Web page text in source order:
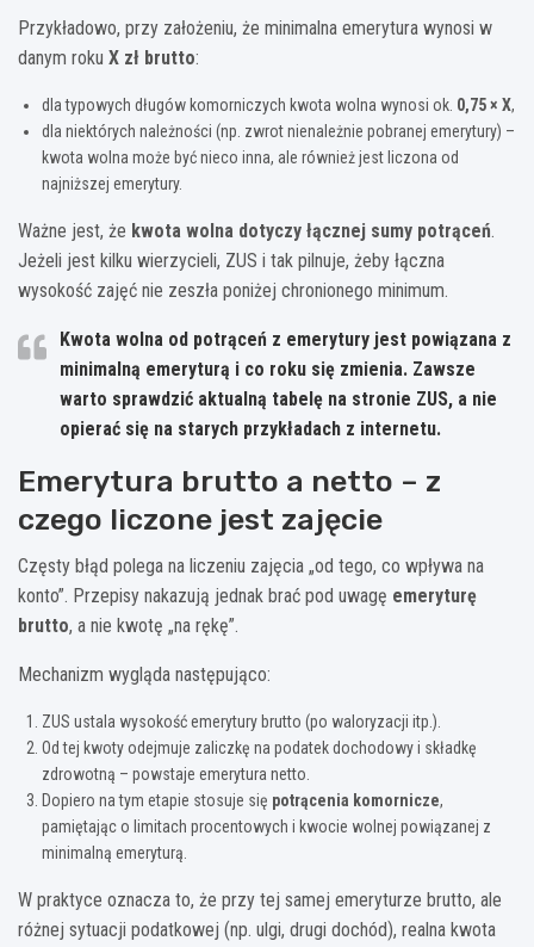
Przykładowo, przy założeniu, że minimalna emerytura wynosi w
danym roku X zł brutto:
dla typowych długów komorniczych kwota wolna wynosi ok. 0,75 × X,
dla niektórych należności (np. zwrot nienależnie pobranej emerytury) –
kwota wolna może być nieco inna, ale również jest liczona od
najniższej emerytury.
Ważne jest, że kwota wolna dotyczy łącznej sumy potrąceń.
Jeżeli jest kilku wierzycieli, ZUS i tak pilnuje, żeby łączna
wysokość zajęć nie zeszła poniżej chronionego minimum.
Kwota wolna od potrąceń z emerytury jest powiązana z
minimalną emeryturą i co roku się zmienia. Zawsze
warto sprawdzić aktualną tabelę na stronie ZUS, a nie
opierać się na starych przykładach z internetu.
Emerytura brutto a netto – z
czego liczone jest zajęcie
Częsty błąd polega na liczeniu zajęcia „od tego, co wpływa na
konto”. Przepisy nakazują jednak brać pod uwagę emeryturę
brutto, a nie kwotę „na rękę”.
Mechanizm wygląda następująco:
ZUS ustala wysokość emerytury brutto (po waloryzacji itp.).
Od tej kwoty odejmuje zaliczkę na podatek dochodowy i składkę
zdrowotną – powstaje emerytura netto.
Dopiero na tym etapie stosuje się potrącenia komornicze,
pamiętając o limitach procentowych i kwocie wolnej powiązanej z
minimalną emeryturą.
W praktyce oznacza to, że przy tej samej emeryturze brutto, ale
różnej sytuacji podatkowej (np. ulgi, drugi dochód), realna kwota